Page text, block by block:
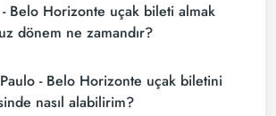
Sao Paulo - Belo Horizonte uçak
karşılaştırabilir ve un uygun biletini
seyahat tarihlerinize, bilet
ve rezervasyon yapılan döneme göre
Erken rezervasyon yaparak ve
- Belo Horizonte uçak bileti almak
dönem ne zamandır?
rezervasyonuzu son dakikaya
Sao Paulo - Belo Horizonte uçak
- Belo Horizonte uçak biletini
nasıl alabilirim?